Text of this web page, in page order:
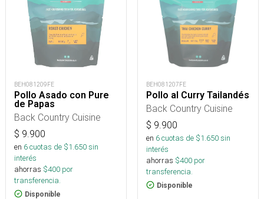
BEH081209FE
Pollo Asado con Pure
de Papas
Back Country Cuisine
$ 9.900
en 6cuotas de $1.650sin
interés
ahorras $400 por
transferencia.
Disponible
BEH081207FE
Pollo al Curry Tailandés
Back Country Cuisine
$ 9.900
en 6cuotas de $1.650sin
interés
ahorras $400 por
transferencia.
Disponible